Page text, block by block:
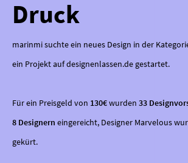
Druck
marinmi suchte ein neues Design in der
ein Projekt auf designenlassen.de gestartet.
Für ein Preisgeld von 130€wurden 33
8 Designern eingereicht, Designer Marvelous
gekürt.